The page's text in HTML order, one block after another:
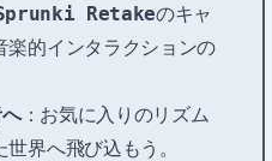
Retakeのキャ
楽的インタラクションの
：お気に入りのリズム
界へ飛び込もう。